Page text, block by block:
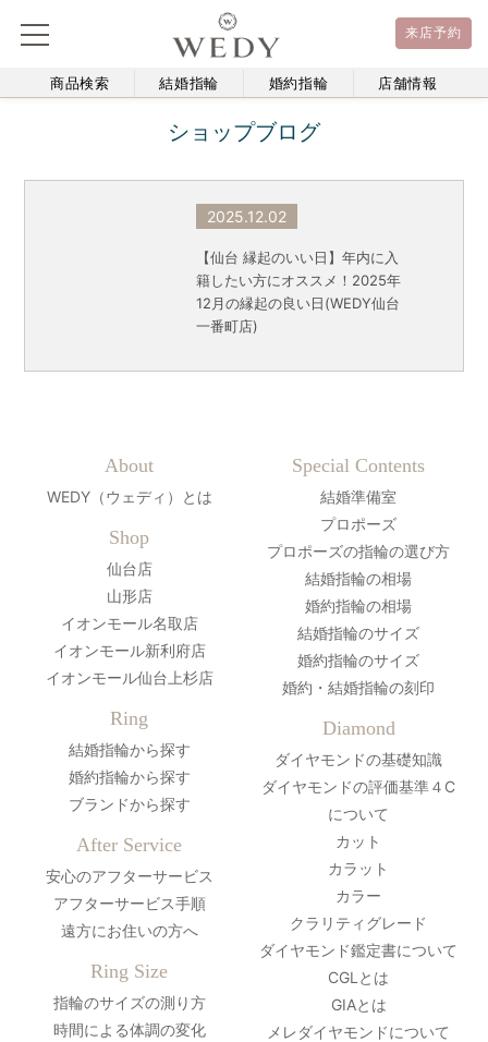
来店予約
商品検索 結婚指輪 婚約指輪 店舗情報
ショップブログ
2025.12.02
【仙台 縁起のいい日】年内に入
籍したい方にオススメ！2025年
12月の縁起の良い日(WEDY仙台
一番町店)
About
WEDY（ウェディ）とは
Shop
仙台店
山形店
イオンモール名取店
イオンモール新利府店
イオンモール仙台上杉店
Ring
結婚指輪から探す
婚約指輪から探す
ブランドから探す
After Service
安心のアフターサービス
アフターサービス手順
遠方にお住いの方へ
Ring Size
指輪のサイズの測り方
時間による体調の変化
Special Contents
結婚準備室
プロポーズ
プロポーズの指輪の選び方
結婚指輪の相場
婚約指輪の相場
結婚指輪のサイズ
婚約指輪のサイズ
婚約・結婚指輪の刻印
Diamond
ダイヤモンドの基礎知識
ダイヤモンドの評価基準４C
について
カット
カラット
カラー
クラリティグレード
ダイヤモンド鑑定書について
CGLとは
GIAとは
メレダイヤモンドについて